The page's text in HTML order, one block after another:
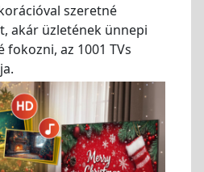
szeretné
akár üzletének ünnepi
az 1001 TVs